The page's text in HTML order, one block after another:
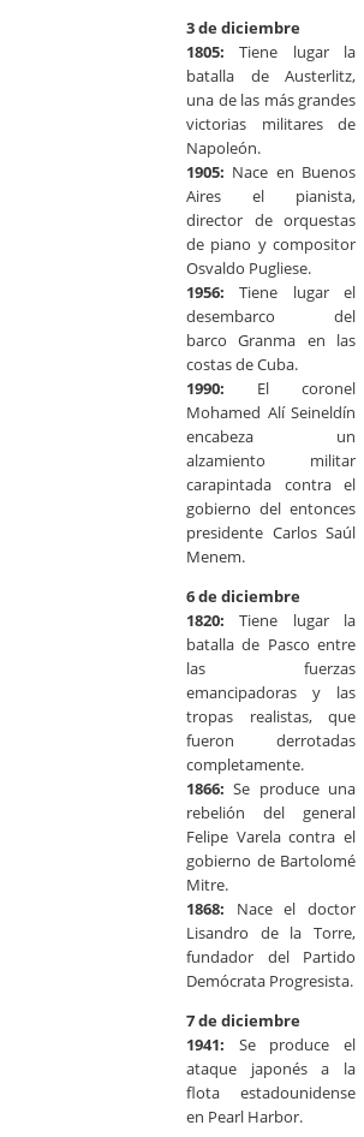
3 de diciembre
1805:Tiene lugar la
batalla de Austerlitz,
una de las más grandes
victorias militares de
Napoleón.
1905: Nace en Buenos
Aires el pianista,
director de orquestas
de piano y compositor
Osvaldo Pugliese.
1956:Tiene lugar el
desembarco del
barco Granma en las
costas de Cuba.
1990: El coronel
Mohamed Alí Seineldín
encabeza un
alzamiento militar
carapintada contra el
gobierno del entonces
presidente Carlos Saúl
Menem.
6 de diciembre
1820:Tiene lugar la
batalla de Pasco entre
las fuerzas
emancipadoras y las
tropas realistas, que
fueron derrotadas
completamente.
1866:Se produce una
rebelión del general
Felipe Varela contra el
gobierno de Bartolomé
Mitre.
1868: Nace el doctor
Lisandro de la Torre,
fundador del Partido
Demócrata Progresista.
7 de diciembre
1941: Se produce el
ataque japonés a la
flota estadounidense
en Pearl Harbor.